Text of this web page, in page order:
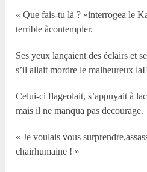
« Que fais-tu là ? »interrogea le
terrible àcontempler.
Ses yeux lançaient des éclairs et
s’il allait mordre le malheureux
Celui-ci flageolait, s’appuyait à
mais il ne manqua pas decourage.
« Je voulais vous
chairhumaine ! »